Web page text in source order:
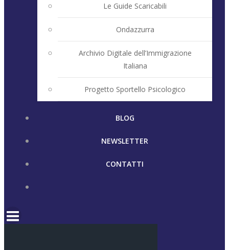
Le Guide Scaricabili
Ondazzurra
Archivio Digitale dell’Immigrazione
Italiana
Progetto Sportello Psicologico
BLOG
NEWSLETTER
CONTATTI